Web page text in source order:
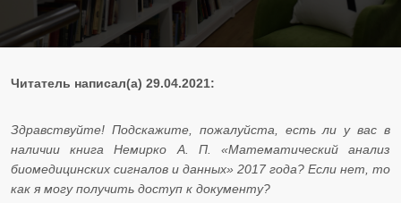
Читатель написал(а) 29.04.2021:
Здравствуйте! Подскажите, пожалуйста, есть ли у вас в
наличии книга Немирко А. П. «Математический анализ
биомедицинских сигналов и данных» 2017 года? Если нет, то
как я могу получить доступ к документу?